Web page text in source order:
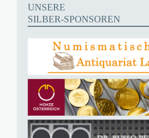
UNSERE
SILBER-SPONSOREN